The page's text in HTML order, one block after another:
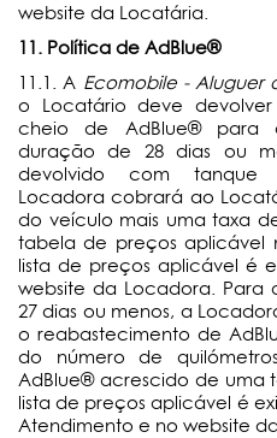
website da Locatária.
11. Política de AdBlue®
11.1. A Ecomobile - Aluguer
o Locatário deve
cheio de AdBlue® para
duração de 28 dias ou
devolvido com
Locadora cobrará ao
do veículo mais uma taxa
tabela de preços aplicável
lista de preços aplicável é
website da Locadora. Para
27 dias ou menos, a
o reabastecimento de
do número de
AdBlue® acrescido de uma
lista de preços aplicável é
Atendimento e no website